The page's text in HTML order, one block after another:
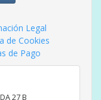
Legal
de Cookies
de Pago
27 B